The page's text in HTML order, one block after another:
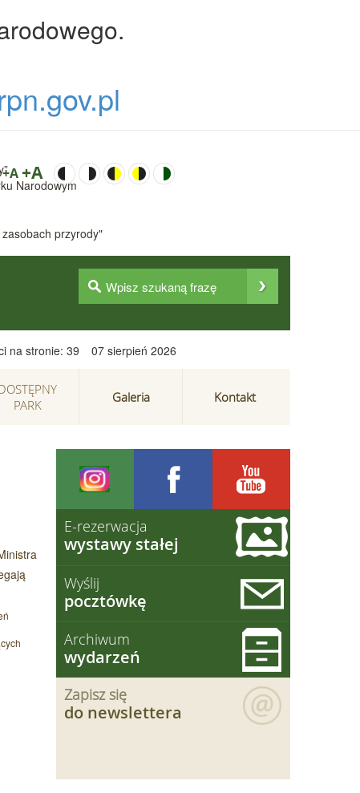
Narodowym
przyrody"
+A +A
na stronie: 39 07 sierpień 2026
PARK
Galeria Kontakt
E-rezerwacja
wystawy stałej
Wyślij
pocztówkę
Archiwum
wydarzeń
Zapisz się
do newslettera